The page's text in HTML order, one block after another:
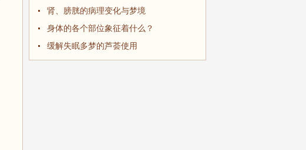
肾、膀胱的病理变化与梦境
身体的各个部位象征着什么？
缓解失眠多梦的芦荟使用